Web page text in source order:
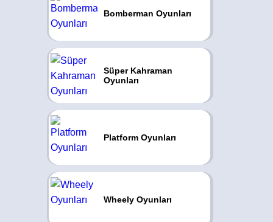
Bomberman Oyunları
Süper Kahraman
Oyunları
Platform Oyunları
Wheely Oyunları